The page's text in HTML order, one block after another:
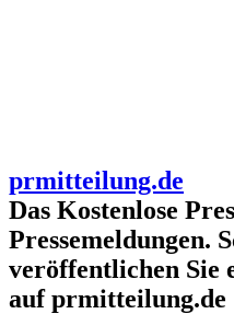
prmitteilung.de
Das Kostenlose
Pressemeldungen.
veröffentlichen Sie
auf prmitteilung.de